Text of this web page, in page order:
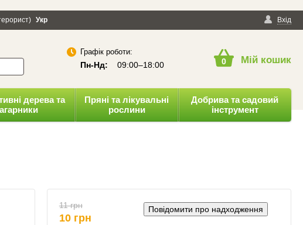
Вхід
Укр
Графік роботи:
Пн-Нд: 09:00–18:00 0 Мій кошик
дерева та
Пряні та лікувальні
рослини
Добрива та садовий
інструмент
11 грн
10 грн
Повідомити про надходження